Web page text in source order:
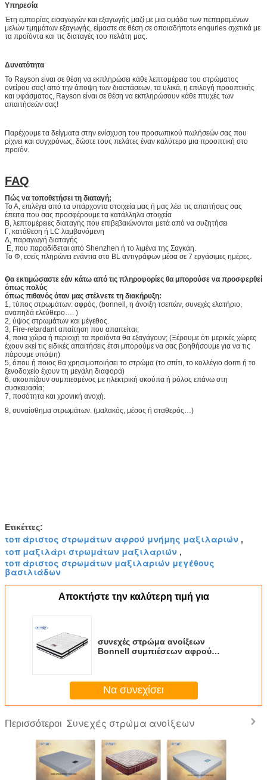
Υπηρεσία
Έτη εμπειρίας εισαγωγών και εξαγωγής μαζί με μια ομάδα των πεπειραμένων
μελών τμημάτων εξαγωγής, είμαστε σε θέση σε οποιαδήποτε enquries σχετικά με
τα προϊόντα και τις διαταγές του πελάτη μας.
Δυνατότητα
Το Rayson είναι σε θέση να εκπληρώσει κάθε λεπτομέρεια του στρώματος
ονείρου σας! από την άποψη των διαστάσεων, τα υλικά, η επιλογή προοπτικής
και υφάσματος, Rayson είναι σε θέση να εκπληρώσουν κάθε πτυχές των
απαιτήσεών σας!
Παρέχουμε τα δείγματα στην ενίσχυση του προσωπικού πωλήσεών σας που
ρίχνει και συγχρόνως, δώστε τους πελάτες έναν καλύτερο μια προοπτική στο
προϊόν.
FAQ
Πώς να τοποθετήσει τη διαταγή;
Το Α, επιλέγει από τα υπάρχοντα στοιχεία μας ή μας λέει τις απαιτήσεις σας
έπειτα που σας προσφέρουμε τα κατάλληλα στοιχεία
Β, λεπτομέρειες διαταγής που επιβεβαιώνονται μετά από να συζητήσει
Γ, κατάθεση ή LC λαμβανόμενη
Δ, παραγωγή διαταγής
Ε, που παραδίδεται από Shenzhen ή το λιμένα της Σαγκάη.
Θα εκτιμώσαστε εάν κάτω από τις πληροφορίες θα μπορούσε να προσφερθεί
όπως πολύς
όπως πιθανός όταν μας στέλνετε τη διακήρυξη:
1, τύπος στρωμάτων: αφρός, (bonnell, η άνοιξη τσεπών, συνεχές ελατήριο,
αναπηδά ελεύθερο…. )
2, ύψος στρωμάτων και μέγεθος.
3, Fire-retardant απαίτηση που απαιτείται;
4, ποια χώρα ή περιοχή τα προϊόντα θα εξαγάγουν; (Ξέρουμε ότι μερικές χώρες
έχουν εκεί τις ειδικές απαιτήσεις έτσι μπορούμε να σας βοηθήσουμε για να τις
πάρουμε υπόψη)
5, όπου ή ποιος θα χρησιμοποιήσει το στρώμα (το σπίτι, το κολλέγιο dorm ή το
ξενοδοχείο έχουν τη μεγάλη διαφορά)
6, σκουπίζουν συμπιεσμένος με ηλεκτρική σκούπα ή ρόλος επάνω στη
συσκευασία;
7, ποσότητα και χρονική ανοχή.
Ετικέττες:
τοπ άριστος στρωμάτων αφρού μνήμης μαξιλαριών
τοπ μαξιλάρι στρωμάτων μαξιλαριών,
τοπ άριστος στρωμάτων μαξιλαριών μεγέθους
βασιλιάδων
συνεχές στρώμα ανοίξεων
Να συνεχίσει
ΠερισσότεροιΣυνεχές στρώμα ανοίξεων